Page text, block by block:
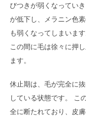
びつきが弱くなってい
が低下し、メラニン色
も弱くなってしまいま
この間に毛は徐々に押
ます。
休止期は、毛が完全に
している状態です。 こ
全に断たれており、皮